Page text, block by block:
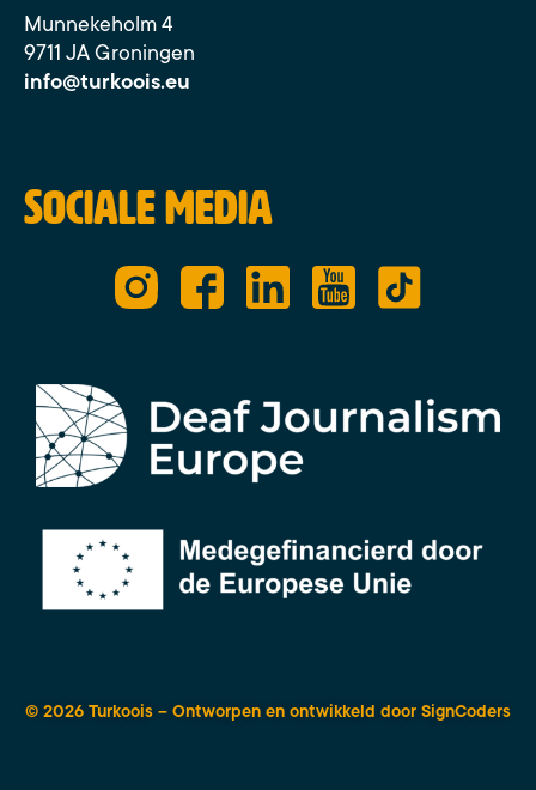
Munnekeholm 4
9711 JA Groningen
info@turkoois.eu
Sociale media
© 2026 Turkoois – Ontworpen en ontwikkeld door SignCoders